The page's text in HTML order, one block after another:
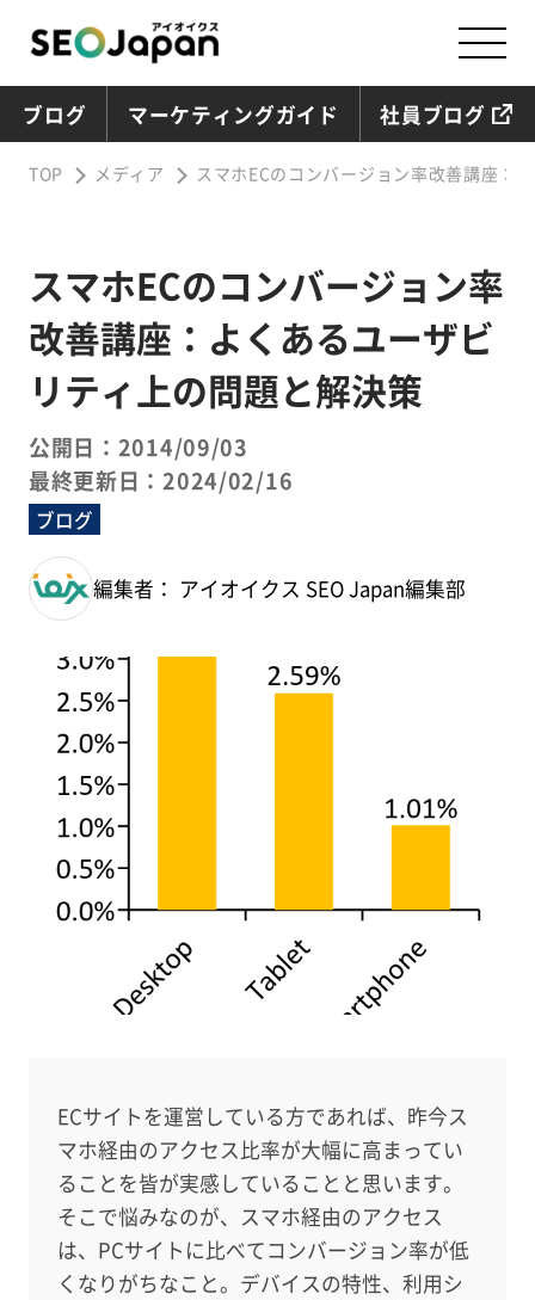
ブログ マーケティングガイド 社員ブログ
TOP メディア スマホECのコンバージョン率改善講座：
スマホECのコンバージョン率
改善講座：よくあるユーザビ
リティ上の問題と解決策
公開日：2014/09/03
最終更新日：2024/02/16
ブログ
編集者： アイオイクス SEO Japan編集部
ECサイトを運営している方であれば、昨今ス
マホ経由のアクセス比率が大幅に高まってい
ることを皆が実感していることと思います。
そこで悩みなのが、スマホ経由のアクセス
は、PCサイトに比べてコンバージョン率が低
くなりがちなこと。デバイスの特性、利用シ